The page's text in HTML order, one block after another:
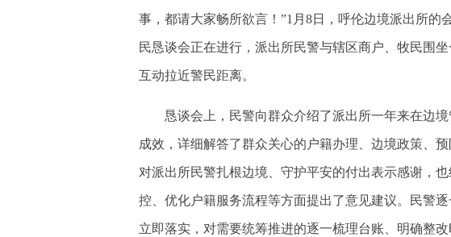
事，都请大家畅所欲言！”1月8日，呼伦边境派出所的
民恳谈会正在进行，派出所民警与辖区商户、牧民围
互动拉近警民距离。
恳谈会上，民警向群众介绍了派出所一年来在边境
成效，详细解答了群众关心的户籍办理、边境政策、
对派出所民警扎根边境、守护平安的付出表示感谢，
控、优化户籍服务流程等方面提出了意见建议。民警
立即落实，对需要统筹推进的逐一梳理台账、明确整改